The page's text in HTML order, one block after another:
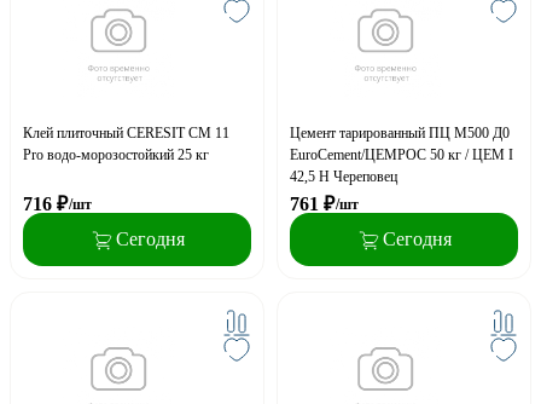
Клей плиточный CERESIT CM 11
Pro водо-морозостойкий 25 кг
716 ₽/шт
Сегодня
Цемент тарированный ПЦ М500 Д0
EuroCement/ЦЕМРОС 50 кг / ЦЕМ I
42,5 Н Череповец
761 ₽/шт
Сегодня